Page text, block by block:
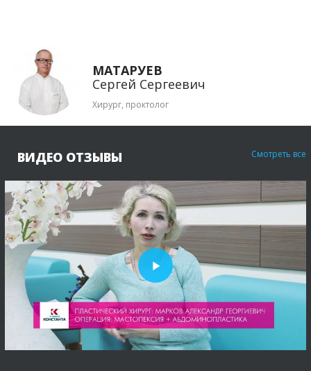
МАТАРУЕВ
Сергей Сергеевич
Хирург, проктолог
ВИДЕО ОТЗЫВЫ Смотреть все